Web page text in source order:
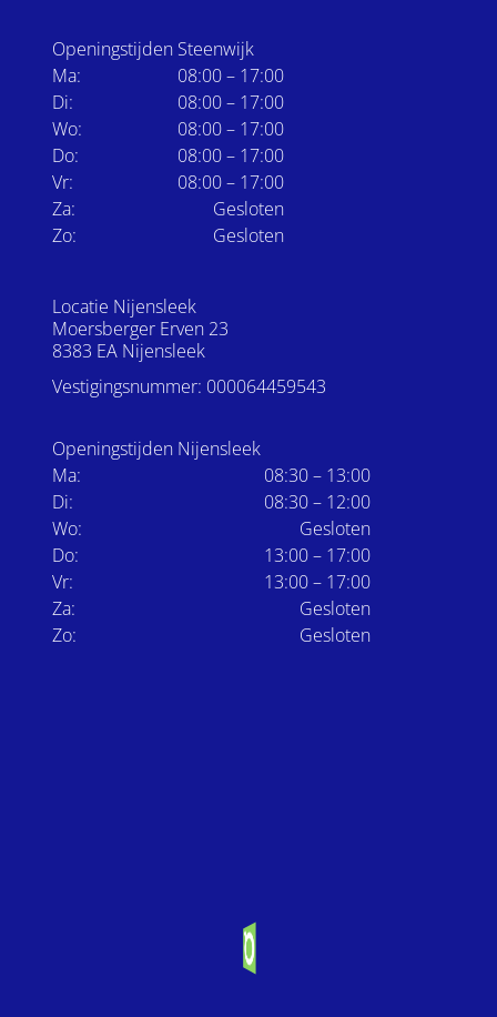
Openingstijden Steenwijk
Ma:
08:00 – 17:00
Di:
08:00 – 17:00
Wo:
08:00 – 17:00
Do:
08:00 – 17:00
Vr:
08:00 – 17:00
Za:
Gesloten
Zo:
Gesloten
Locatie Nijensleek
Moersberger Erven 23
8383 EA Nijensleek
Vestigingsnummer: 000064459543
Openingstijden Nijensleek
Ma:
08:30 – 13:00
Di:
08:30 – 12:00
Wo:
Gesloten
Do:
13:00 – 17:00
Vr:
13:00 – 17:00
Za:
Gesloten
Zo:
Gesloten